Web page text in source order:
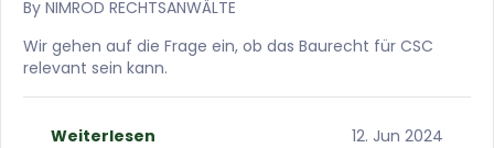
By NIMROD RECHTSANWÄLTE
Wir gehen auf die Frage ein, ob das Baurecht für CSC
relevant sein kann.
Weiterlesen 12. Jun 2024